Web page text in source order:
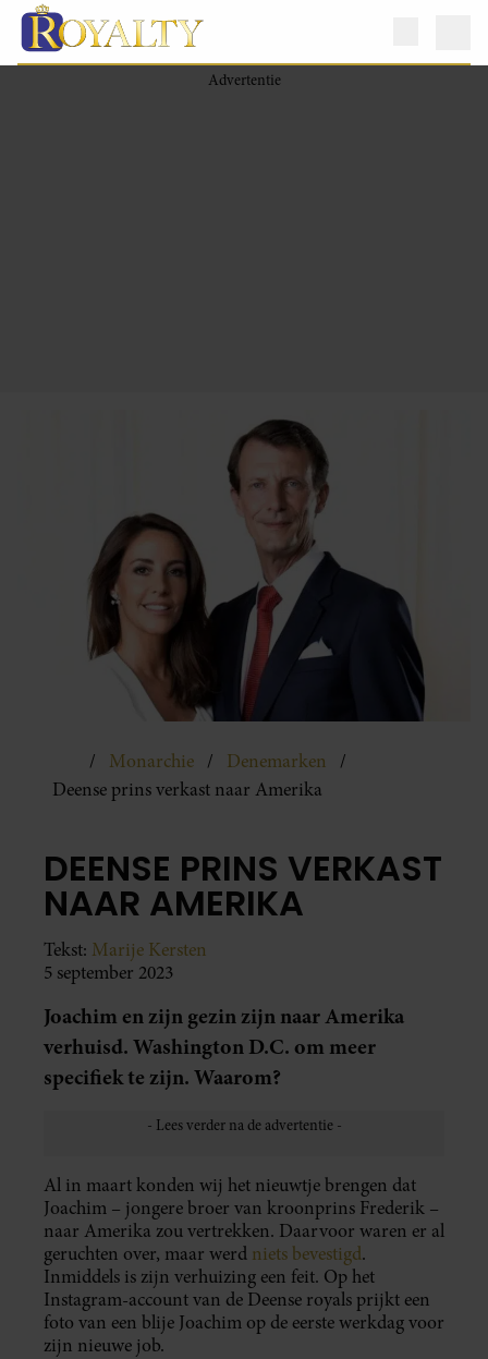
Monarchie
Denemarken
Deense prins verkast naar Amerika
DEENSE PRINS VERKAST
NAAR AMERIKA
Tekst: Marije Kersten
5 september 2023
Joachim en zijn gezin zijn naar Amerika
verhuisd. Washington D.C. om meer
specifiek te zijn. Waarom?
Al in maart konden wij het nieuwtje brengen dat
Joachim – jongere broer van kroonprins Frederik –
naar Amerika zou vertrekken. Daarvoor waren er al
geruchten over, maar werd niets bevestigd.
Inmiddels is zijn verhuizing een feit. Op het
Instagram-account van de Deense royals prijkt een
foto van een blije Joachim op de eerste werkdag voor
zijn nieuwe job.